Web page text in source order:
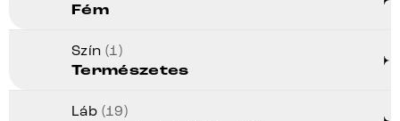
Fém
Szín (1)
Természetes
Láb (19)